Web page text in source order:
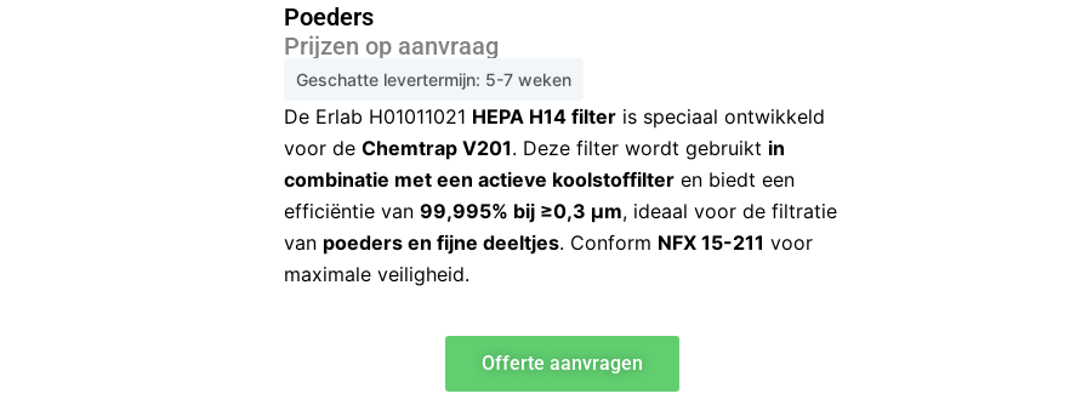
Poeders
Prijzen op aanvraag
Geschatte levertermijn: 5-7 weken
De Erlab H01011021 HEPA H14 filter is speciaal ontwikkeld
voor de Chemtrap V201. Deze filter wordt gebruikt in
combinatie met een actieve koolstoffilter en biedt een
efficiëntie van 99,995% bij ≥0,3 μm, ideaal voor de filtratie
van poeders en fijne deeltjes. Conform NFX 15-211 voor
maximale veiligheid.
Offerte aanvragen